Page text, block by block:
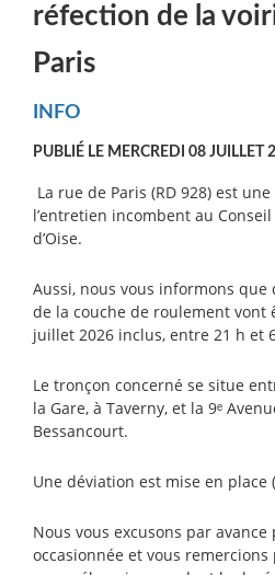
réfection de la
Paris
INFO
PUBLIÉ LE MERCREDI 08 JUILLET
La rue de Paris (RD 928) est
l’entretien incombent au
d’Oise.
Aussi, nous vous informons
de la couche de roulement vont
juillet 2026 inclus, entre 21 h et
Le tronçon concerné se situe
la Gare, à Taverny, et la 9ᵉ
Bessancourt.
Une déviation est mise en place
Nous vous excusons par avance
occasionnée et vous remercions